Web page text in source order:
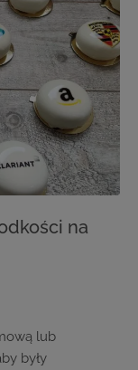
na
lub
były